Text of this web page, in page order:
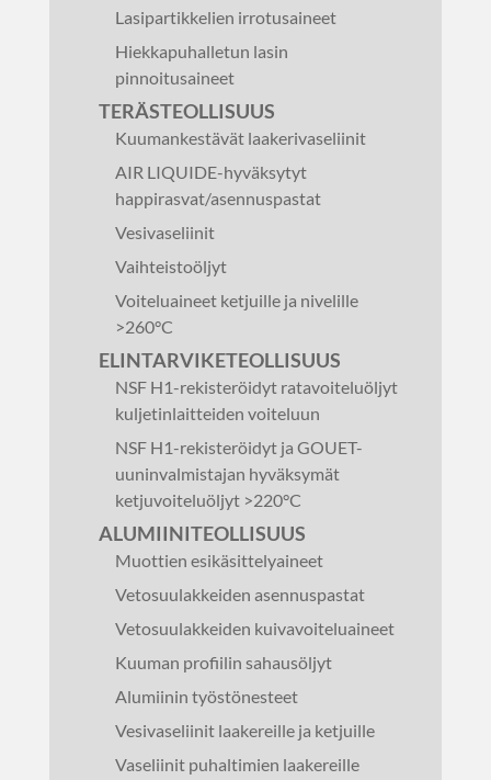
Lasipartikkelien irrotusaineet
Hiekkapuhalletun lasin
pinnoitusaineet
TERÄSTEOLLISUUS
Kuumankestävät laakerivaseliinit
AIR LIQUIDE-hyväksytyt
happirasvat/asennuspastat
Vesivaseliinit
Vaihteistoöljyt
Voiteluaineet ketjuille ja nivelille
>260°C
ELINTARVIKETEOLLISUUS
NSF H1-rekisteröidyt ratavoiteluöljyt
kuljetinlaitteiden voiteluun
NSF H1-rekisteröidyt ja GOUET-
uuninvalmistajan hyväksymät
ketjuvoiteluöljyt >220°C
ALUMIINITEOLLISUUS
Muottien esikäsittelyaineet
Vetosuulakkeiden asennuspastat
Vetosuulakkeiden kuivavoiteluaineet
Kuuman profiilin sahausöljyt
Alumiinin työstönesteet
Vesivaseliinit laakereille ja ketjuille
Vaseliinit puhaltimien laakereille